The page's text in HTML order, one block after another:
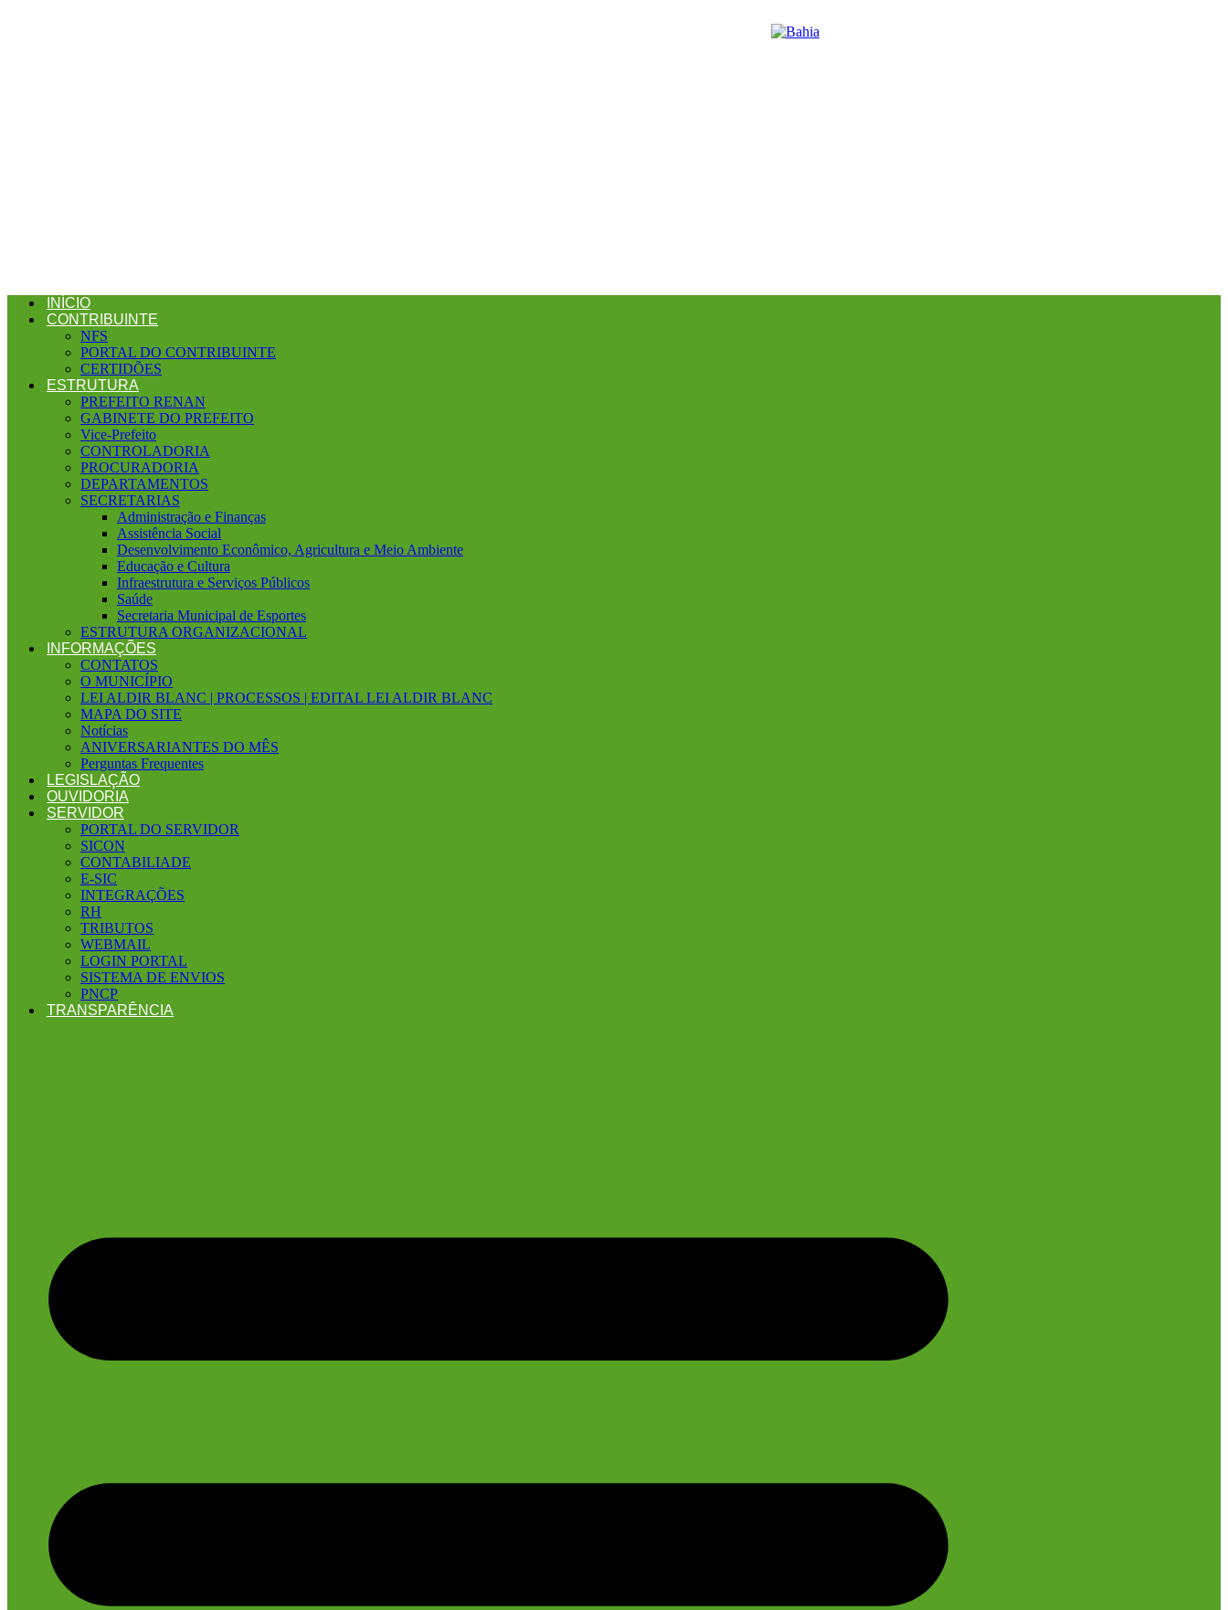
INÍCIO
CONTRIBUINTE
NFS
PORTAL DO CONTRIBUINTE
CERTIDÕES
ESTRUTURA
PREFEITO RENAN
GABINETE DO PREFEITO
Vice-Prefeito
CONTROLADORIA
PROCURADORIA
DEPARTAMENTOS
SECRETARIAS
Administração e Finanças
Assistência Social
Desenvolvimento Econômico, Agricultura e Meio Ambiente
Educação e Cultura
Infraestrutura e Serviços Públicos
Saúde
Secretaria Municipal de Esportes
ESTRUTURA ORGANIZACIONAL
INFORMAÇÕES
CONTATOS
O MUNICÍPIO
LEI ALDIR BLANC | PROCESSOS | EDITAL LEI ALDIR BLANC
MAPA DO SITE
Notícias
ANIVERSARIANTES DO MÊS
Perguntas Frequentes
LEGISLAÇÃO
OUVIDORIA
SERVIDOR
PORTAL DO SERVIDOR
SICON
CONTABILIADE
E-SIC
INTEGRAÇÕES
RH
TRIBUTOS
WEBMAIL
LOGIN PORTAL
SISTEMA DE ENVIOS
PNCP
TRANSPARÊNCIA